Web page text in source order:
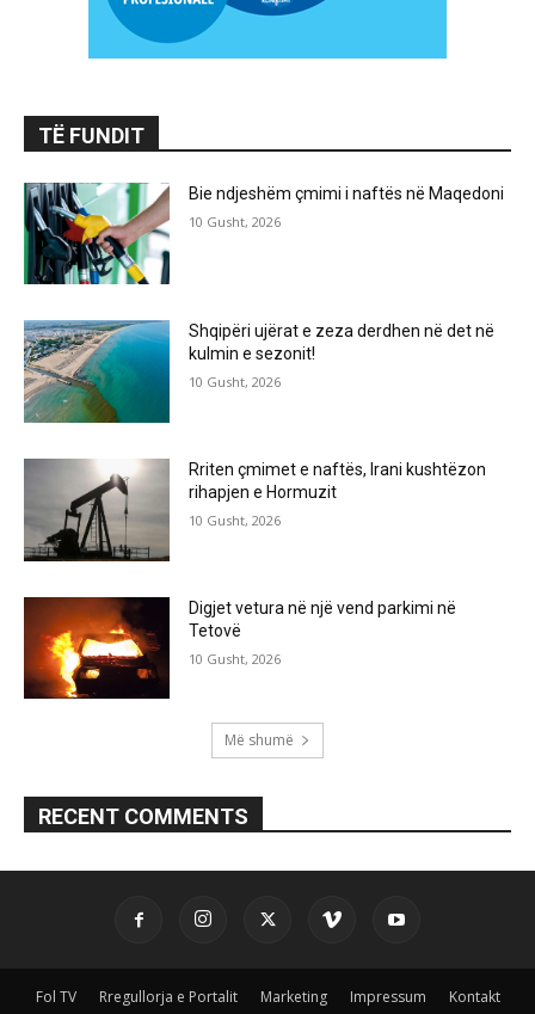
TË FUNDIT
Bie ndjeshëm çmimi i naftës në Maqedoni
10 Gusht, 2026
Shqipëri ujërat e zeza derdhen në det në
kulmin e sezonit!
10 Gusht, 2026
Rriten çmimet e naftës, Irani kushtëzon
rihapjen e Hormuzit
10 Gusht, 2026
Digjet vetura në një vend parkimi në
Tetovë
10 Gusht, 2026
Më shumë
RECENT COMMENTS
Fol TV Rregullorja e Portalit Marketing Impressum Kontakt